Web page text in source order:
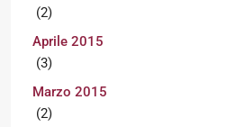
(2)
Aprile 2015
(3)
Marzo 2015
(2)